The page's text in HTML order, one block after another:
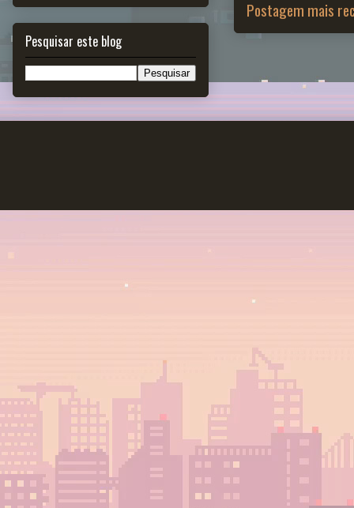
Postagem mais
Pesquisar este blog